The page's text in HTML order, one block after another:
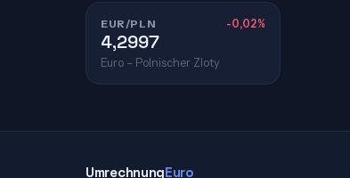
EUR/PLN -0,02%
4,2997
Euro – Polnischer Zloty
UmrechnungEuro